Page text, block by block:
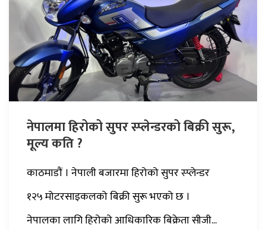
नेपालमा हिरोको सुपर स्प्लेन्डरको बिक्री सुरू,
मूल्य कति ?
काठमाडौं । नेपाली बजारमा हिरोको सुपर स्प्लेन्डर
१२५ मोटरसाइकलको बिक्री सुरू भएको छ ।
नेपालका लागि हिरोको आधिकारिक बिक्रेता सीजी...